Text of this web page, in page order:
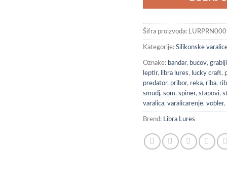
Šifra proizvoda: LURPRN000
Kategorije: Silikonske
Oznake: bandar, bucov,
leptir, libra lures, lucky craft,
predator, pribor, reka, riba,
smudj, som, spiner, stapovi,
varalica, varalicarenje, vobler,
Brend: Libra Lures